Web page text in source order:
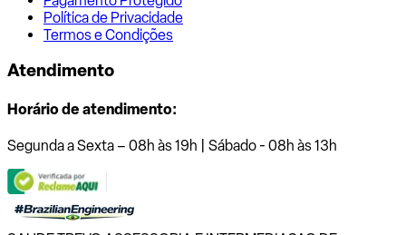
Política de Privacidade
Termos e Condições
Atendimento
Horário de atendimento:
Segunda a Sexta – 08h às 19h | Sábado - 08h às 13h